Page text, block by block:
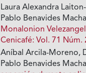
Laura Alexandra
Pablo Benavides
Monalonion
Cenicafé: Vol. 71 Núm.
Aníbal Arcila-Moreno,
Pablo Benavides